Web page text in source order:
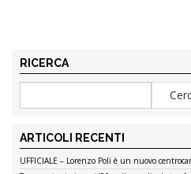
RICERCA
ARTICOLI RECENTI
UFFICIALE – Lorenzo Poli è un nuovo